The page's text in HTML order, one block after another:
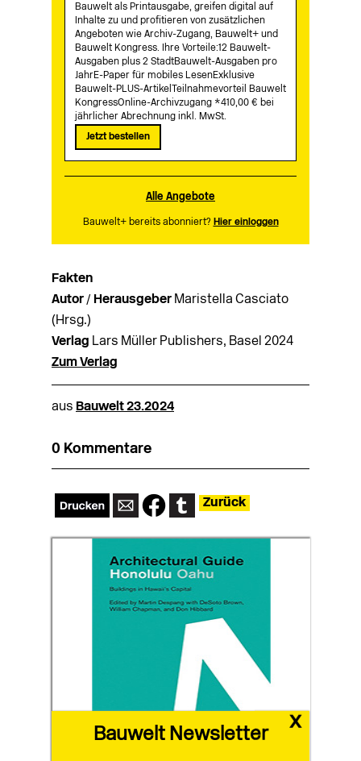
Bauwelt als Printausgabe, greifen digital auf
Inhalte zu und profitieren von zusätzlichen
Angeboten wie Archiv-Zugang, Bauwelt+ und
Bauwelt Kongress. Ihre Vorteile:12 Bauwelt-
Ausgaben plus 2 StadtBauwelt-Ausgaben pro
JahrE-Paper für mobiles LesenExklusive
Bauwelt-PLUS-ArtikelTeilnahmevorteil Bauwelt
KongressOnline-Archivzugang *410,00 € bei
jährlicher Abrechnung inkl. MwSt.
Jetzt bestellen
Alle Angebote
Bauwelt+ bereits abonniert? Hier einloggen
Fakten
Autor / Herausgeber Maristella Casciato
(Hrsg.)
Verlag Lars Müller Publishers, Basel 2024
Zum Verlag
aus Bauwelt 23.2024
0 Kommentare
x
Bauwelt Newsletter
Zurück